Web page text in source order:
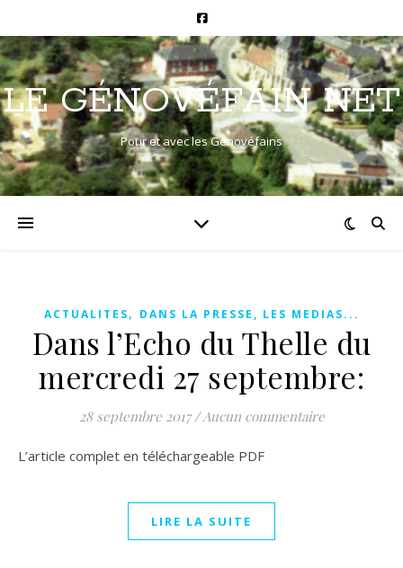
LE GÉNOVÉFAIN NET
Pour et avec les Génovéfains
ACTUALITES, DANS LA PRESSE, LES MEDIAS...
Dans l’Echo du Thelle du
mercredi 27 septembre:
28 septembre 2017 /Aucun commentaire
L’article complet en téléchargeable PDF
LIRE LA SUITE